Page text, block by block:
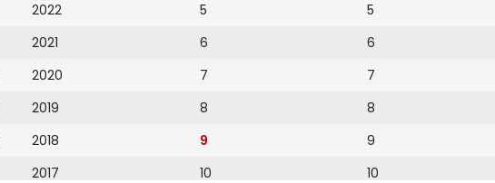
2022
2021
2020
2019
2018
2017
5
6
7
8
9
10
5
6
7
8
9
10